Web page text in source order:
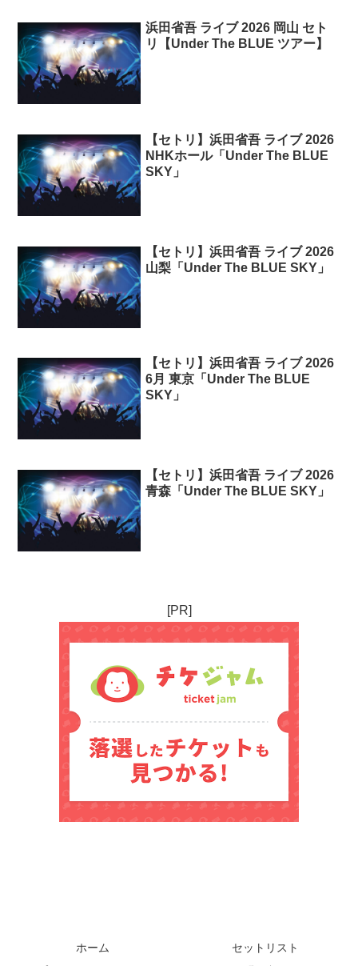
浜田省吾 ライブ 2026 岡山 セト
リ【Under The BLUE ツアー】
【セトリ】浜田省吾 ライブ 2026
NHKホール「Under The BLUE
SKY」
【セトリ】浜田省吾 ライブ 2026
山梨「Under The BLUE SKY」
【セトリ】浜田省吾 ライブ 2026
6月 東京「Under The BLUE
SKY」
【セトリ】浜田省吾 ライブ 2026
青森「Under The BLUE SKY」
[PR]
ホーム
セットリスト